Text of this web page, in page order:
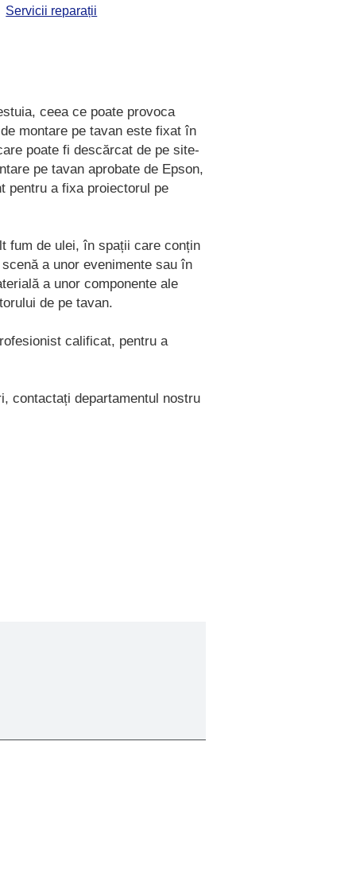
Servicii reparații
ceea ce poate provoca
montare pe tavan este fixat în
poate fi descărcat de pe site-
pe tavan aprobate de Epson,
pentru a fixa proiectorul pe
fum de ulei, în spații care conțin
a unor evenimente sau în
a unor componente ale
de pe tavan.
calificat, pentru a
contactați departamentul nostru